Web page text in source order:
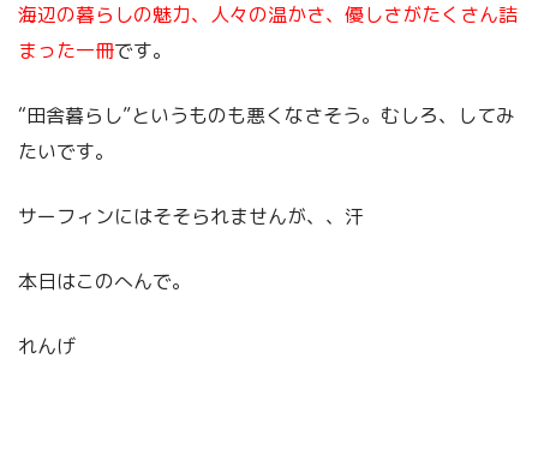
海辺の暮らしの魅力、人々の温かさ、優しさがたくさん詰
まった一冊です。
“田舎暮らし”というものも悪くなさそう。むしろ、してみ
たいです。
サーフィンにはそそられませんが、、汗
本日はこのへんで。
れんげ